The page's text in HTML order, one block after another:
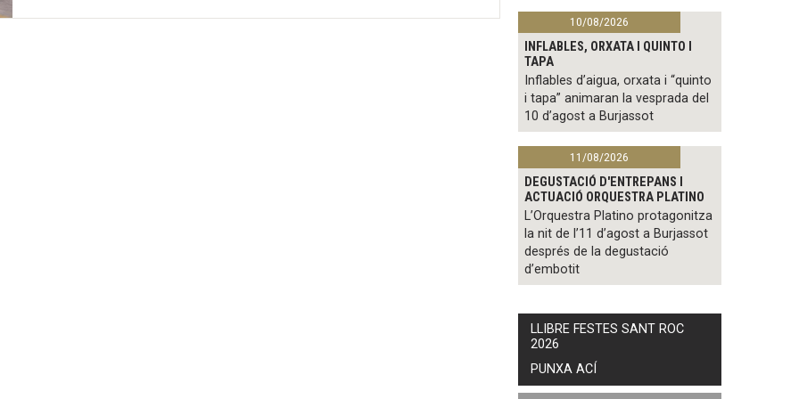
10/08/2026
INFLABLES, ORXATA I QUINTO I
TAPA
Inflables d’aigua, orxata i “quinto
i tapa” animaran la vesprada del
10 d’agost a Burjassot
11/08/2026
DEGUSTACIÓ D'ENTREPANS I
ACTUACIÓ ORQUESTRA PLATINO
L’Orquestra Platino protagonitza
la nit de l’11 d’agost a Burjassot
després de la degustació
d’embotit
LLIBRE FESTES SANT ROC
2026
PUNXA ACÍ